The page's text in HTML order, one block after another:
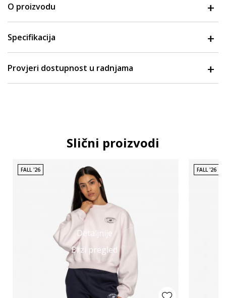
O proizvodu
Specifikacija
Provjeri dostupnost u radnjama
Slični proizvodi
Detaljnije
Brzi pregled
FALL '26 FALL '26